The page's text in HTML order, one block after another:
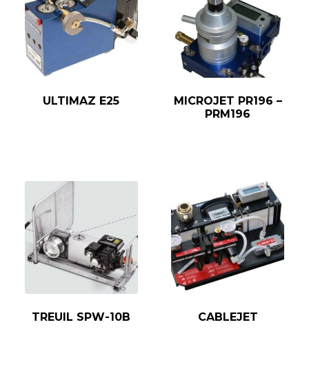
ULTIMAZ E25
MICROJET PR196 –
PRM196
TREUIL SPW-10B CABLEJET